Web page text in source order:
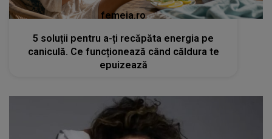
femeia.ro
5 soluții pentru a-ți recăpăta energia pe
caniculă. Ce funcționează când căldura te
epuizează